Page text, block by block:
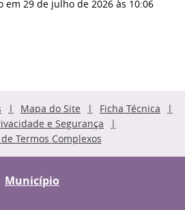
em 29 de julho de 2026 às 10:06
Mapa do Site
Ficha Técnica
e Segurança
Termos Complexos
Município